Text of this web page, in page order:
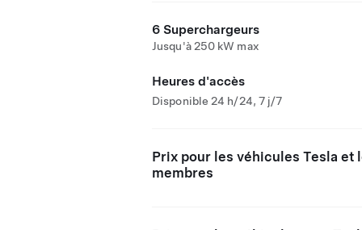
6 Superchargeurs
Jusqu'à 250 kW max
Heures d'accès
Disponible 24 h/24, 7 j/7
Prix pour les véhicules Tesla et
membres